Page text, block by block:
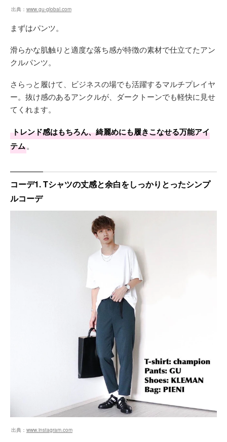
出典： www.gu-global.com
まずはパンツ。
滑らかな肌触りと適度な落ち感が特徴の素材で仕立てたアン
クルパンツ。
さらっと履けて、ビジネスの場でも活躍するマルチプレイヤ
ー。抜け感のあるアンクルが、ダークトーンでも軽快に見せ
てくれます。
トレンド感はもちろん、綺麗めにも履きこなせる万能アイ
テム。
コーデ1. Tシャツの丈感と余白をしっかりとったシンプ
ルコーデ
出典： www.instagram.com